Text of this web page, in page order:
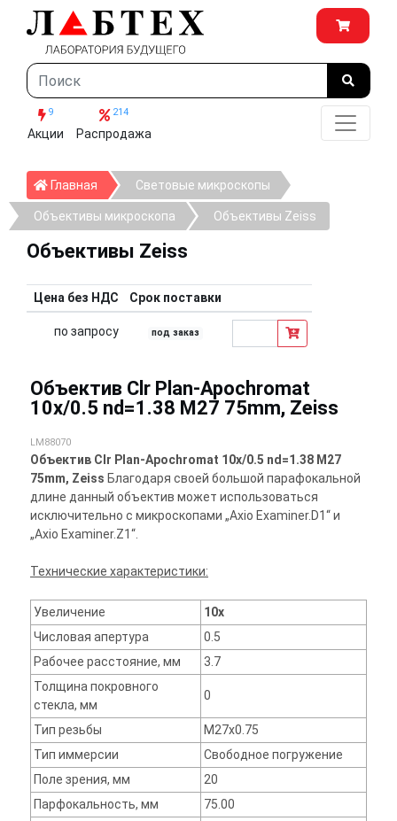
9
Акции
214
Распродажа
Главная ГлавнаяСветовые микроскопы
Объективы микроскопа Объективы Zeiss
Объективы Zeiss
Цена без НДС Срок поставки
по запросу под заказ
Объектив Clr Plan-Apochromat
10x/0.5 nd=1.38 M27 75mm, Zeiss
LM88070
Объектив Clr Plan-Apochromat 10x/0.5 nd=1.38 M27
75mm, Zeiss Благодаря своей большой парафокальной
длине данный объектив может использоваться
исключительно с микроскопами „Axio Examiner.D1“ и
„Axio Examiner.Z1“.
Технические характеристики:
Увеличение
10x
Числовая апертура
0.5
Рабочее расстояние, мм
3.7
Толщина покровного
стекла, мм
0
Тип резьбы
M27x0.75
Тип иммерсии
Свободное погружение
Поле зрения, мм
20
Парфокальность, мм
75.00